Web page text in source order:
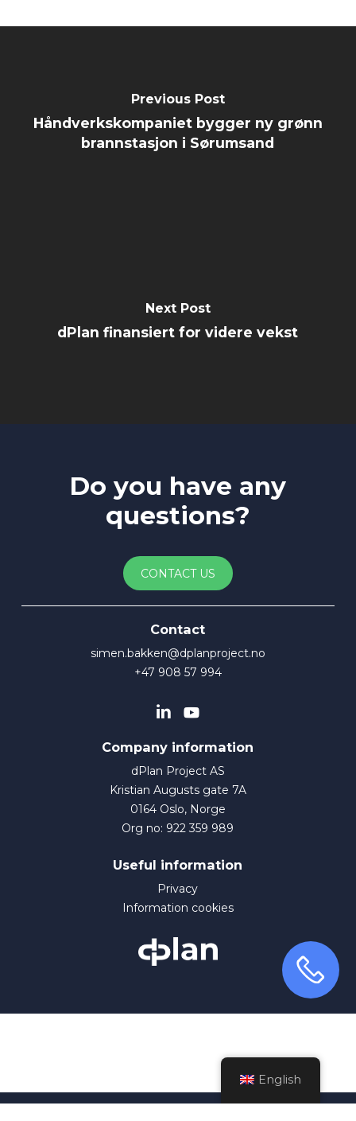
Previous Post
Håndverkskompaniet bygger ny grønn
brannstasjon i Sørumsand
Next Post
dPlan finansiert for videre vekst
Do you have any
questions?
CONTACT US
Contact
simen.bakken@dplanproject.no
+47 908 57 994
Company information
dPlan Project AS
Kristian Augusts gate 7A
0164 Oslo, Norge
Org no: 922 359 989
Useful information
Privacy
Information cookies
English